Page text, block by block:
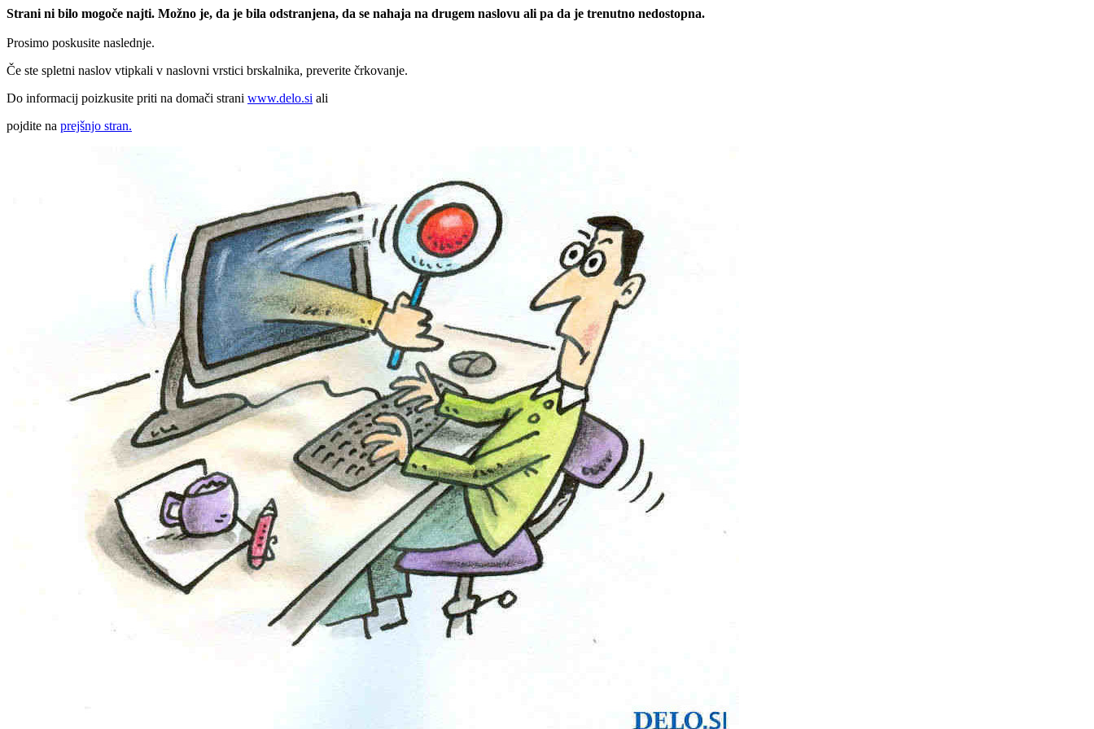
Strani ni bilo mogoče najti. Možno je, da je bila odstranjena, da se nahaja na drugem naslovu ali pa da je trenutno nedostopna.
Prosimo poskusite naslednje.
Če ste spletni naslov vtipkali v naslovni vrstici brskalnika, preverite črkovanje.
Do informacij poizkusite priti na domači strani www.delo.si ali
pojdite na prejšnjo stran.